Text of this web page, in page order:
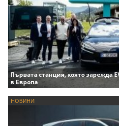
Първата станция, която зарежда
в Европа
НОВИНИ